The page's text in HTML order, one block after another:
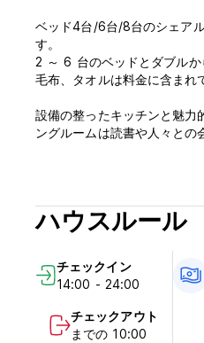
ベッド4台/6台/8台のシェア
す。
2 ～ 6 台のベッドとダブル
毛布、タオルは料金に含まれ
設備の整ったキッチンと魅力
ングルームは読書や人々との
プエルト マドリンは、バル
おり、特に若い独立旅行者
ります。私たちは新しくて非
ゾウアザラシ、イルカなど
ハウスルール
チェックイン
14:00 - 24:00
チェックアウト
までの 10:00